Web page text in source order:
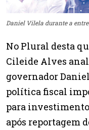
Daniel Vilela durante a
No Plural desta
Cileide Alves
governador
política fiscal
para
após reportagem